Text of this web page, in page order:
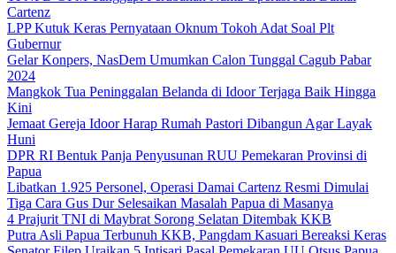
Cartenz
LPP Kutuk Keras Pernyataan Oknum Tokoh Adat Soal Plt
Gubernur
Gelar Konpers, NasDem Umumkan Calon Tunggal Cagub Pabar
2024
Mangkok Tua Peninggalan Belanda di Idoor Terjaga Baik Hingga
Kini
Jemaat Gereja Idoor Harap Rumah Pastori Dibangun Agar Layak
Huni
DPR RI Bentuk Panja Penyusunan RUU Pemekaran Provinsi di
Papua
Libatkan 1.925 Personel, Operasi Damai Cartenz Resmi Dimulai
Tiga Cara Gus Dur Selesaikan Masalah Papua di Masanya
4 Prajurit TNI di Maybrat Sorong Selatan Ditembak KKB
Putra Asli Papua Terbunuh KKB, Pangdam Kasuari Bereaksi Keras